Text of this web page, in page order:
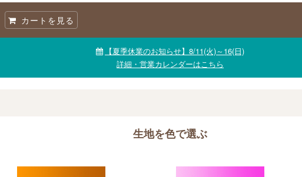
オーガニックコットン
生地【セール品・値下げ品】
カートを見る
【夏季休業のお知らせ】8/11(火)～16(日)
詳細・営業カレンダーはこちら
生地を色で選ぶ